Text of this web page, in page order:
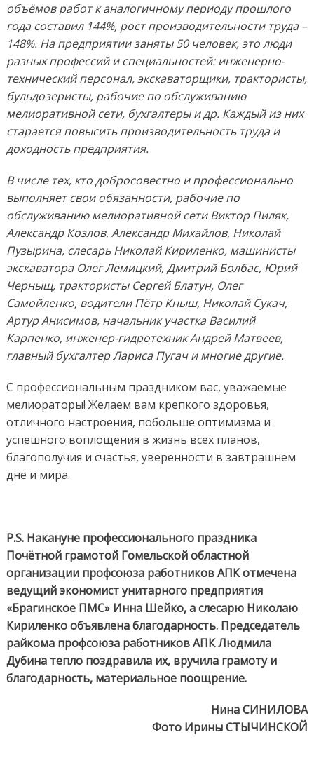
объёмов работ к аналогичному периоду прошлого
года составил 144%, рост производительности труда –
148%. На предприятии заняты 50 человек, это люди
разных профессий и специальностей: инженерно-
технический персонал, экскаваторщики, трактористы,
бульдозеристы, рабочие по обслуживанию
мелиоративной сети, бухгалтеры и др. Каждый из них
старается повысить производительность труда и
доходность предприятия.
В числе тех, кто добросовестно и профессионально
выполняет свои обязанности, рабочие по
обслуживанию мелиоративной сети Виктор Пиляк,
Александр Козлов, Александр Михайлов, Николай
Пузырина, слесарь Николай Кириленко, машинисты
экскаватора Олег Лемицкий, Дмитрий Болбас, Юрий
Черныщ, трактористы Сергей Блатун, Олег
Самойленко, водители Пётр Кныш, Николай Сукач,
Артур Анисимов, начальник участка Василий
Карпенко, инженер-гидротехник Андрей Матвеев,
главный бухгалтер Лариса Пугач и многие другие.
С профессиональным праздником вас, уважаемые
мелиораторы! Желаем вам крепкого здоровья,
отличного настроения, побольше оптимизма и
успешного воплощения в жизнь всех планов,
благополучия и счастья, уверенности в завтрашнем
дне и мира.
P.S. Накануне профессионального праздника
Почётной грамотой Гомельской областной
организации профсоюза работников АПК отмечена
ведущий экономист унитарного предприятия
«Брагинское ПМС» Инна Шейко, а слесарю Николаю
Кириленко объявлена благодарность. Председатель
райкома профсоюза работников АПК Людмила
Дубина тепло поздравила их, вручила грамоту и
благодарность, материальное поощрение.
Нина СИНИЛОВА
Фото Ирины СТЫЧИНСКОЙ